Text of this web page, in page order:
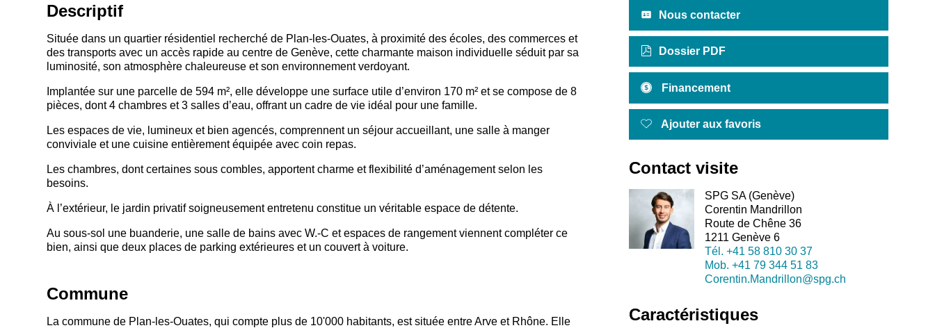
Descriptif
Située dans un quartier résidentiel recherché de Plan-les-Ouates, à proximité des écoles, des commerces et
des transports avec un accès rapide au centre de Genève, cette charmante maison individuelle séduit par sa
luminosité, son atmosphère chaleureuse et son environnement verdoyant.
Implantée sur une parcelle de 594 m², elle développe une surface utile d’environ 170 m² et se compose de 8
pièces, dont 4 chambres et 3 salles d’eau, offrant un cadre de vie idéal pour une famille.
Les espaces de vie, lumineux et bien agencés, comprennent un séjour accueillant, une salle à manger
conviviale et une cuisine entièrement équipée avec coin repas.
Les chambres, dont certaines sous combles, apportent charme et flexibilité d’aménagement selon les
besoins.
À l’extérieur, le jardin privatif soigneusement entretenu constitue un véritable espace de détente.
Au sous-sol une buanderie, une salle de bains avec W.-C et espaces de rangement viennent compléter ce
bien, ainsi que deux places de parking extérieures et un couvert à voiture.
Commune
La commune de Plan-les-Ouates, qui compte plus de 10'000 habitants, est située entre Arve et Rhône. Elle
Nous contacter
Dossier PDF
Financement
Ajouter aux favoris
Contact visite
SPG SA (Genève)
Corentin Mandrillon
Route de Chêne 36
1211 Genève 6
Tél. +41 58 810 30 37
Mob. +41 79 344 51 83
Corentin.Mandrillon@spg.ch
Caractéristiques